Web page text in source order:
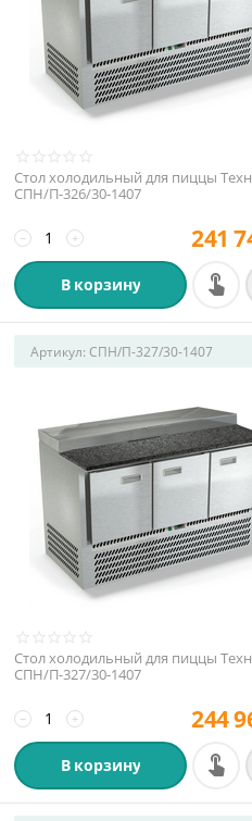
Стол холодильный для пиццы
СПН/П-326/30-1407
+
− 241
В корзину
Артикул: СПН/П-327/30-1407
Стол холодильный для пиццы
СПН/П-327/30-1407
+
− 244
В корзину